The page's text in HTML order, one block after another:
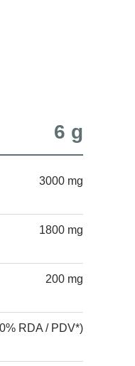
6 g
3000 mg
1800 mg
200 mg
RDA / PDV*)